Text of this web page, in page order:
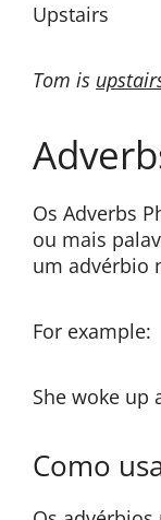
Upstairs
Tom is
Os Adverbs
ou mais
um advérbio
For example:
She woke up
Como